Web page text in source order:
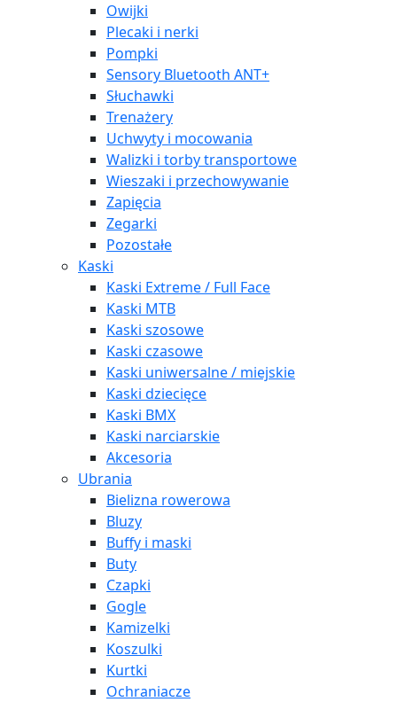
Owijki
Plecaki i nerki
Pompki
Sensory Bluetooth ANT+
Słuchawki
Trenażery
Uchwyty i mocowania
Walizki i torby transportowe
Wieszaki i przechowywanie
Zapięcia
Zegarki
Pozostałe
Kaski
Kaski Extreme / Full Face
Kaski MTB
Kaski szosowe
Kaski czasowe
Kaski uniwersalne / miejskie
Kaski dziecięce
Kaski BMX
Kaski narciarskie
Akcesoria
Ubrania
Bielizna rowerowa
Bluzy
Buffy i maski
Buty
Czapki
Gogle
Kamizelki
Koszulki
Kurtki
Ochraniacze